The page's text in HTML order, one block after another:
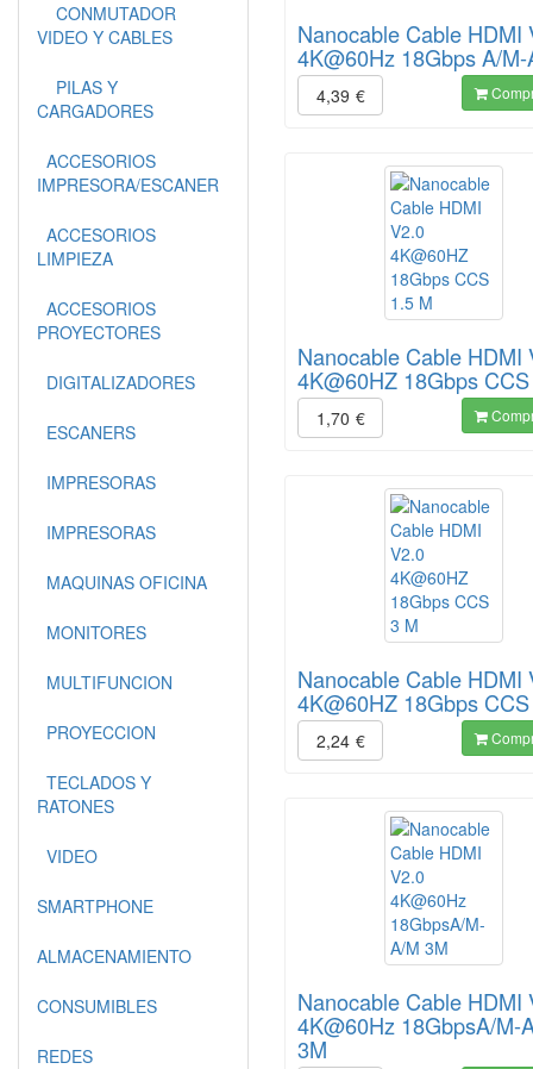
Nanocable Cable HDMI
4K@60Hz 18Gbps A/
4,39 €
Nanocable Cable HDMI
4K@60HZ 18Gbps
1,70 €
Nanocable Cable HDMI
4K@60HZ 18Gbps
2,24 €
Nanocable Cable HDMI
4K@60Hz 18GbpsA/M-
3M
CONMUTADOR
VIDEO Y CABLES
PILAS Y
CARGADORES
ACCESORIOS
IMPRESORA/ESCANER
ACCESORIOS
LIMPIEZA
ACCESORIOS
PROYECTORES
DIGITALIZADORES
ESCANERS
IMPRESORAS
IMPRESORAS
MAQUINAS OFICINA
MONITORES
MULTIFUNCION
PROYECCION
TECLADOS Y
RATONES
VIDEO
SMARTPHONE
ALMACENAMIENTO
CONSUMIBLES
REDES